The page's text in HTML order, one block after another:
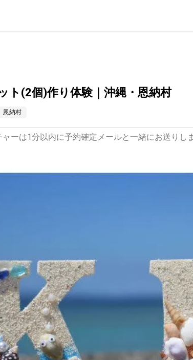
(2個)作り体験｜沖縄・恩納村
恩納村
ャーは1分以内に予約確定メールと一緒にお送りし